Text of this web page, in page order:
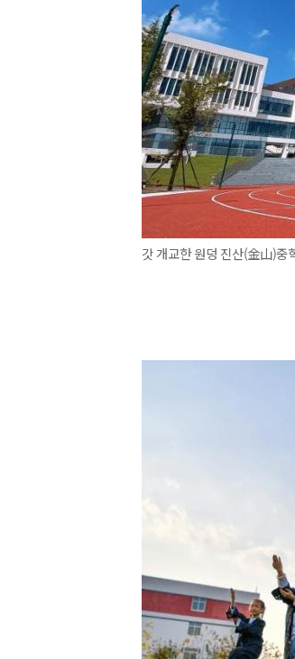
갓 개교한 원덩 진산(金山)